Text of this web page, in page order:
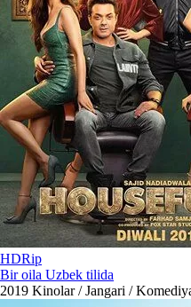
HDRip
Bir oila Uzbek tilida
2019 Kinolar / Jangari /